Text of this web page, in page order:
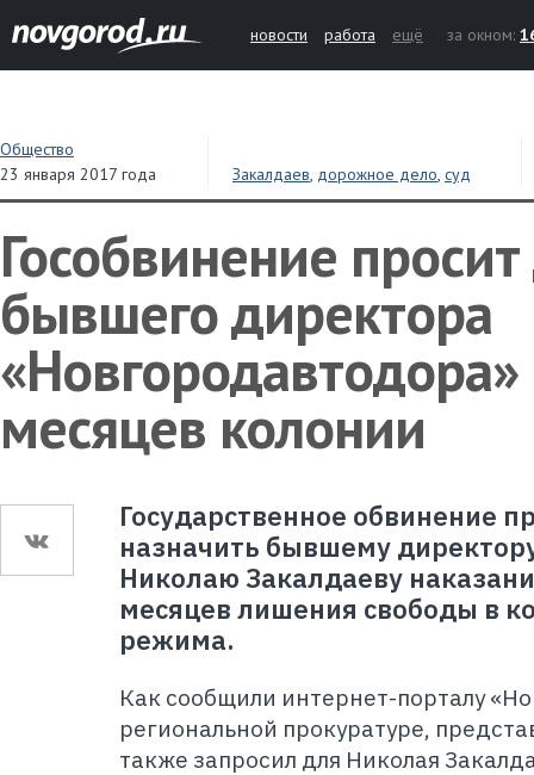
новости работа ещё за окном:
Общество
23 января 2017 года
Закалдаев, дорожное дело, суд
Гособвинение
бывшего директора
месяцев колонии
Государственное обвинение
назначить бывшему
Николаю Закалдаеву
месяцев лишения свободы в
режима.
Как сообщили интернет-порталу
региональной прокуратуре,
также запросил для Николая